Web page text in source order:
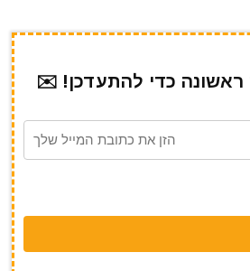
כדי להתעדכן! ✉️